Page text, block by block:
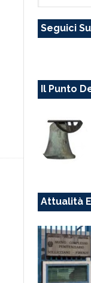
sito
Seguici
Il Punto
Attualità